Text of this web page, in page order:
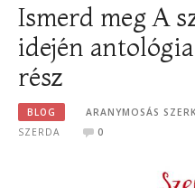
Ismerd meg A
idején
rész
BLOG ARANYMOSÁS
SZERDA
0